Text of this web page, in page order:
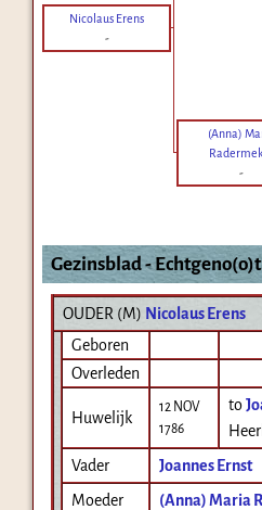
Nicolaus Erens
-
(Anna)
-
Gezinsblad -
OUDER (M) Nicolaus Erens
Geboren
Overleden
Huwelijk
12 NOV
1786
to
Vader
Joannes Ernst
Moeder
(Anna) Maria